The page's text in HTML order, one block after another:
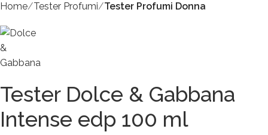
Home Tester Profumi Tester Profumi Donna
Tester Dolce & Gabbana
Intense edp 100 ml